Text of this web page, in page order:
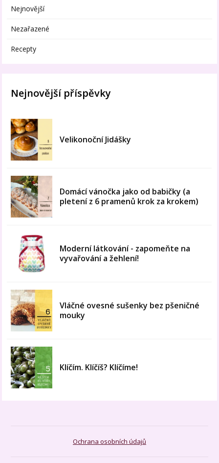
Nejnovější
Nezařazené
Recepty
Nejnovější příspěvky
Velikonoční Jidášky
Domácí vánočka jako od babičky (a
pletení z 6 pramenů krok za krokem)
Moderní látkování - zapomeňte na
vyvařování a žehlení!
Vláčné ovesné sušenky bez pšeničné
mouky
Klíčím. Klíčíš? Klíčíme!
Ochrana osobních údajů